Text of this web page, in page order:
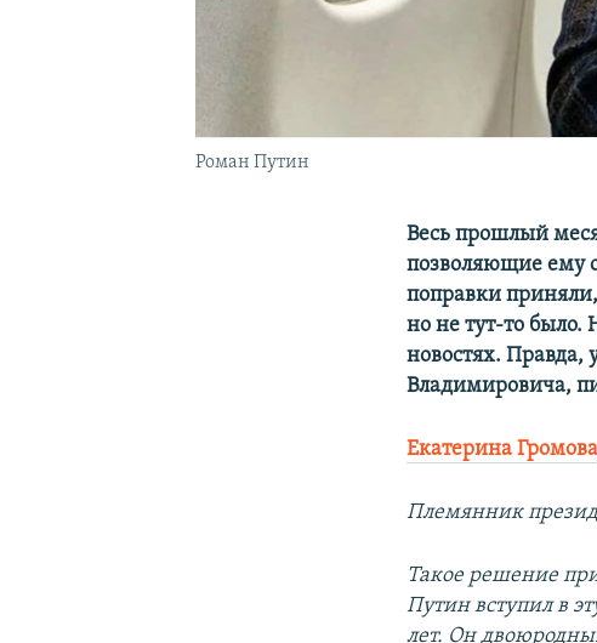
Роман Путин
Весь прошлый
позволяющие ему
поправки
но не тут-то было.
новостях.
Владимировича,
Екатерина Громова
Племянник
Такое решение
Путин вступил в
лет. Он